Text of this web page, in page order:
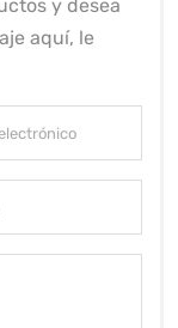
y desea
aquí, le